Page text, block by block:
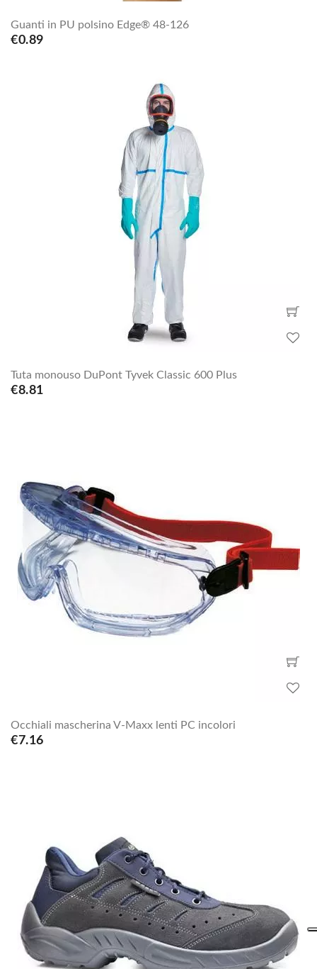
Guanti in PU polsino Edge® 48-126
€0.89
Tuta monouso DuPont Tyvek Classic 600 Plus
€8.81
Occhiali mascherina V-Maxx lenti PC incolori
€7.16